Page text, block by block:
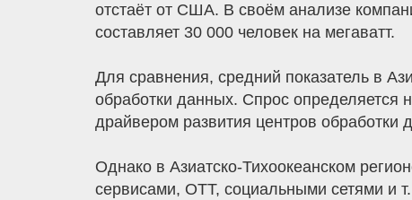
отстаёт от США. В своём анализе
составляет 30 000 человек на мегаватт.
Для сравнения, средний показатель в
обработки данных. Спрос определяется
драйвером развития центров обработки
Однако в Азиатско-Тихоокеанском
сервисами, OTT, социальными сетями и т.